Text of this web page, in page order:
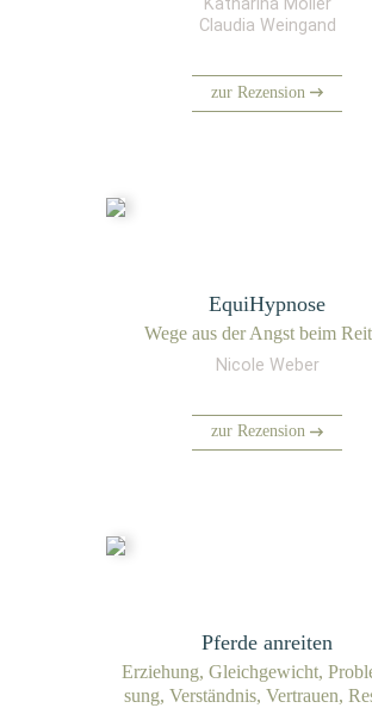
Katharina Möller
Claudia Weingand
zur Rezension
EquiHypnose
Wege aus der Angst beim
Nicole Weber
zur Rezension
Pferde anreiten
Erzie­hung, Gleich­ge­wicht,
sung, Ver­ständ­nis, Ver­trau­en,